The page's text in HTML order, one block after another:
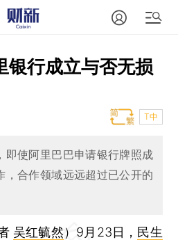
银行成立与否无损
T中
即使阿里巴巴申请银行牌照成
，合作领域远远超过已公开的
吴红毓然） 9月23日， 民生